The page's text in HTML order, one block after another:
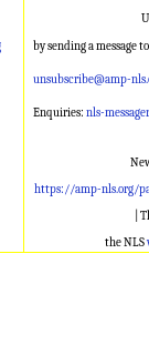
by sending a message
unsubscribe@amp-
Enquiries: nls-
https://amp-nls.org/
|
the NLS